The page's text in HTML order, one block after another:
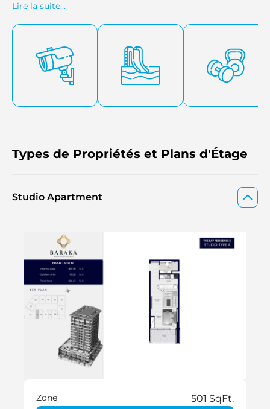
méticuleusement conçus et des aménagements spacieux.
tranquillité et d'excitation, avec des attractions
World et Yas Waterworld à quelques minutes.
Lire la suite...
Types de Propriétés et Plans d'Étage
Studio Apartment
Zone 501 SqFt.